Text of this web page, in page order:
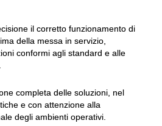
il corretto funzionamento di
della messa in servizio,
conformi agli standard e alle
completa delle soluzioni, nel
e con attenzione alla
degli ambienti operativi.